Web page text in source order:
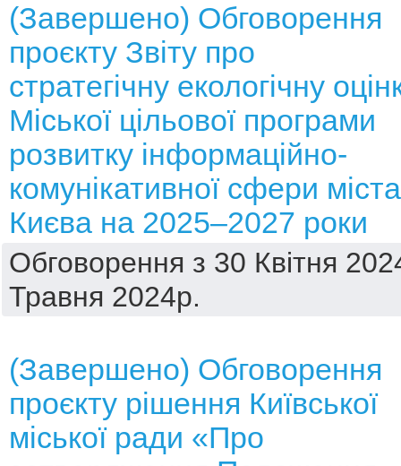
(Завершено) Обговорення
проєкту Звіту про
стратегічну екологічну
Міської цільової програми
розвитку інформаційно-
комунікативної сфери міста
Києва на 2025‒2027 роки
Обговорення з 30 Квітня
Травня 2024р.
(Завершено) Обговорення
проєкту рішення Київської
міської ради «Про